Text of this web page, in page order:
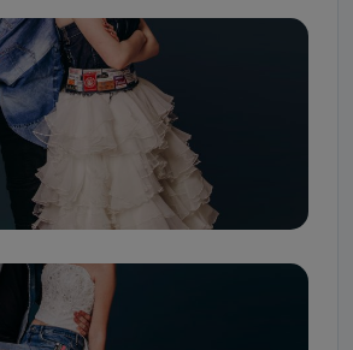
Państwa danych osobowych to
bezpośrednio od Państwa (lub
Państwa imieniu) lub dane osobowe,
ze źródeł publicznie dostępnych, w
nazwisko, adres e-mail, telefon
Odbiorcą Pastwa
pracownicy i współpracownicy
administratora w jego
się z inspektorem
numerem telefonu 62 735-51-05 lub
poczta@tvproart.pl